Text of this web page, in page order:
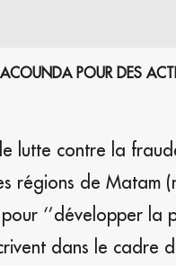
POUR DES
lutte contre la
régions de Matam
‘’développer la
dans le